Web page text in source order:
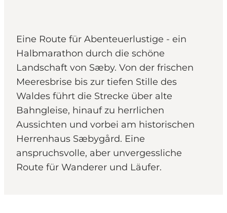
Eine Route für Abenteuerlustige - ein
Halbmarathon durch die schöne
Landschaft von Sæby. Von der frischen
Meeresbrise bis zur tiefen Stille des
Waldes führt die Strecke über alte
Bahngleise, hinauf zu herrlichen
Aussichten und vorbei am historischen
Herrenhaus Sæbygård. Eine
anspruchsvolle, aber unvergessliche
Route für Wanderer und Läufer.